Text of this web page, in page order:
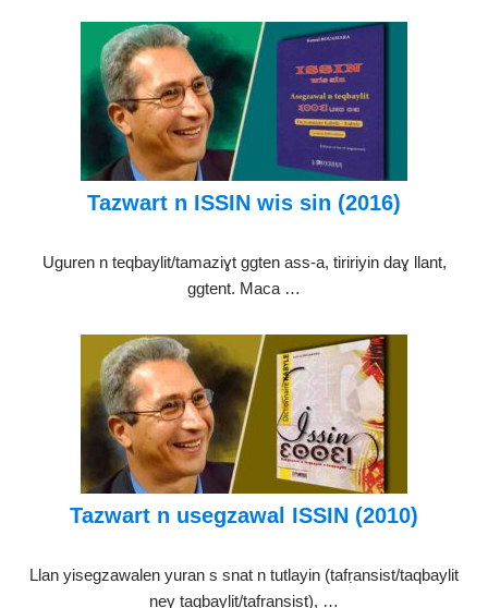
Tazwart n ISSIN wis sin (2016)
Uguren n teqbaylit/tamaziɣt ggten ass-a, tiririyin daɣ llant,
ggtent. Maca …
Tazwart n usegzawal ISSIN (2010)
Llan yisegzawalen yuran s snat n tutlayin (tafṛansist/taqbaylit
neγ taqbaylit/tafṛansist), …